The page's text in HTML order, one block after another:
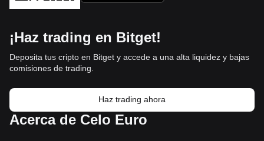
¡Haz trading en Bitget!
Deposita tus cripto en Bitget y accede a una alta liquidez y bajas
comisiones de trading.
Haz trading ahora
Acerca de Celo Euro